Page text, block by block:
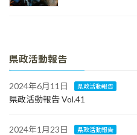
県政活動報告
2024年6月11日 県政活動報告
県政活動報告 Vol.41
2024年1月23日 県政活動報告